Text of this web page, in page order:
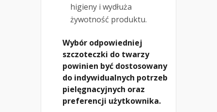
higieny i wydłuża
żywotność produktu.
Wybór odpowiedniej
szczoteczki do twarzy
powinien być dostosowany
do indywidualnych potrzeb
pielęgnacyjnych oraz
preferencji użytkownika.